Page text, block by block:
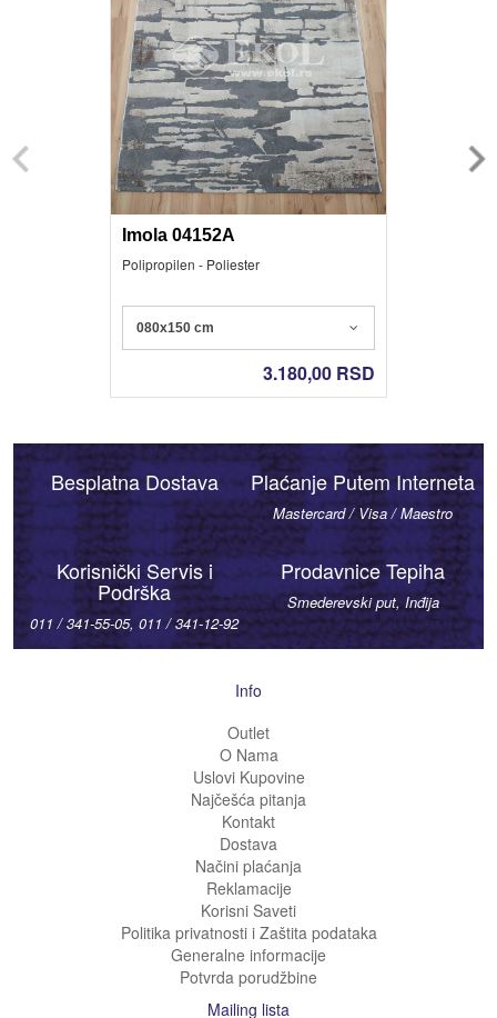
Imola 04152A
Polipropilen - Poliester
080x150 cm
3.180,00 RSD
Besplatna Dostava Plaćanje Putem Interneta
Mastercard / Visa / Maestro
Korisnički Servis i
Podrška
011 / 341-55-05, 011 / 341-12-92
Prodavnice Tepiha
Smederevski put, Inđija
Info
Outlet
O Nama
Uslovi Kupovine
Najčešća pitanja
Kontakt
Dostava
Načini plaćanja
Reklamacije
Korisni Saveti
Politika privatnosti i Zaštita podataka
Generalne informacije
Potvrda porudžbine
Mailing lista